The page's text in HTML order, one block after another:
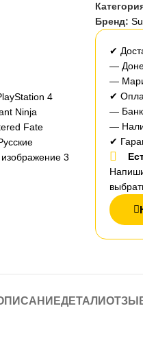
Бренд:
✔
—
—
✔
—
—
✔
ДЕТАЛИ